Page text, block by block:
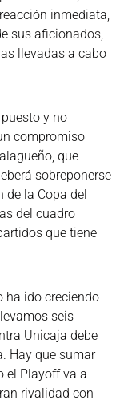
inmediata,
sus aficionados,
llevadas a cabo
y no
compromiso
que
sobreponerse
de la Copa del
del cuadro
que tiene
ha ido creciendo
seis
Unicaja debe
Hay que sumar
el Playoff va a
rivalidad con